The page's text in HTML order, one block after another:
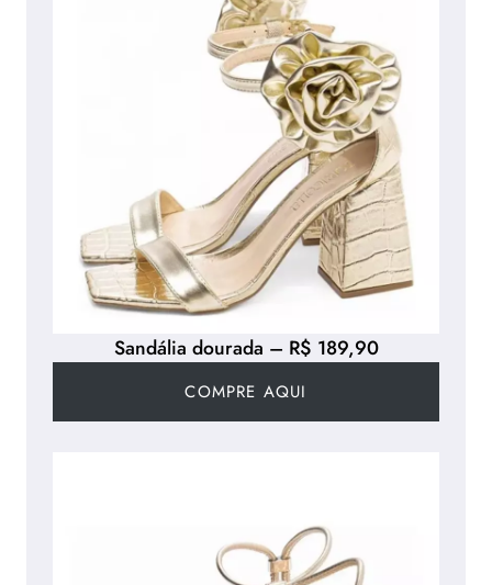
Sandália dourada – R$ 189,90
COMPRE AQUI